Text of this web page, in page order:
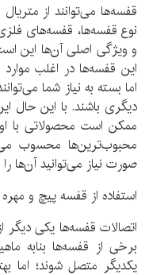
قفسه‌ها می‌توانند از
نوع قفسه‌ها، قفسه‌های
و ویژگی اصلی آن‌ها این
این قفسه‌ها در اغلب
اما بسته به نیاز شما
دیگری باشند. با این حال
ممکن است محصولاتی با
محبوب‌ترین‌ها محسوب
صورت نیاز می‌توانید آن‌ها
استفاده از قفسه پیچ و
اتصالات قفسه‌ها یکی دیگر
برخی از قفسه‌ها بنابه
یکدیگر متصل شوند؛ اما